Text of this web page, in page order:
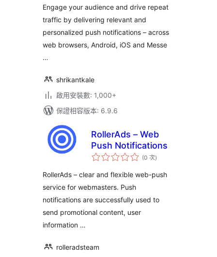
數
Engage your audience and drive repeat
traffic by delivering relevant and
personalized push notifications – across
web browsers, Android, iOS and Messe
…
shrikantkale
啟用安裝數: 1,000+
保證相容版本: 6.9.6
RollerAds – Web
Push Notifications
(0 次評
分
數
)
RollerAds – clear and flexible web-push
service for webmasters. Push
notifications are successfully used to
send promotional content, user
information …
rolleradsteam